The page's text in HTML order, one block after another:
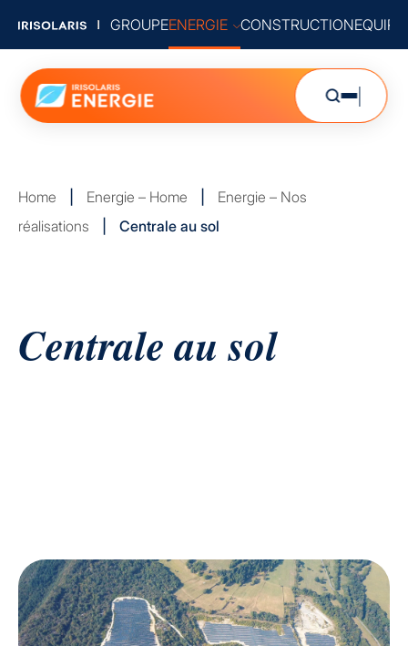
GROUPEENERGIE CONSTRUCTION
Home Energie – Home
Energie – Nos
réalisations
Centrale au sol
Centrale au sol